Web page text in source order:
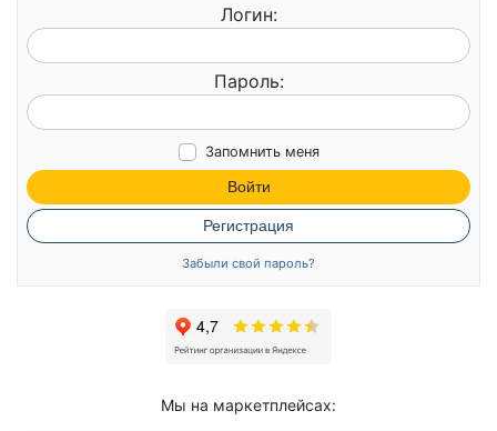
Логин:
Пароль:
Запомнить меня
Войти
Регистрация
Забыли свой пароль?
Мы на маркетплейсах: